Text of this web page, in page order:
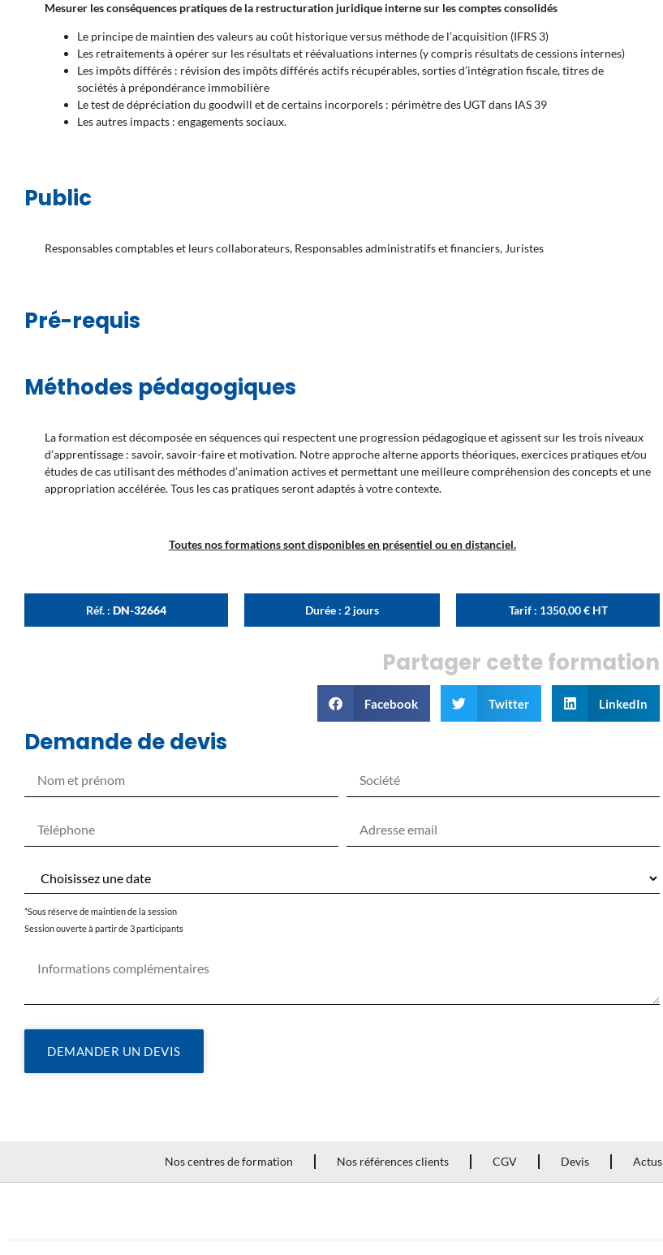
Mesurer les conséquences pratiques de la restructuration juridique interne sur les comptes consolidés
Le principe de maintien des valeurs au coût historique versus méthode de l’acquisition (IFRS 3)
Les retraitements à opérer sur les résultats et réévaluations internes (y compris résultats de cessions internes)
Les impôts différés : révision des impôts différés actifs récupérables, sorties d’intégration fiscale, titres de
sociétés à prépondérance immobilière
Le test de dépréciation du goodwill et de certains incorporels : périmètre des UGT dans IAS 39
Les autres impacts : engagements sociaux.
Public
Responsables comptables et leurs collaborateurs, Responsables administratifs et financiers, Juristes
Pré-requis
Méthodes pédagogiques
La formation est décomposée en séquences qui respectent une progression pédagogique et agissent sur les trois niveaux
d’apprentissage : savoir, savoir-faire et motivation. Notre approche alterne apports théoriques, exercices pratiques et/ou
études de cas utilisant des méthodes d’animation actives et permettant une meilleure compréhension des concepts et une
appropriation accélérée. Tous les cas pratiques seront adaptés à votre contexte.
Toutes nos formations sont disponibles en présentiel ou en distanciel.
Réf. :DN-32664 Durée : 2 jours Tarif : 1350,00€HT
Partager cette formation
Facebook Twitter LinkedIn
Demande de devis
*Sous réserve de maintien de la session
Session ouverte à partir de 3 participants
DEMANDER UN DEVIS
Nos centres de formation Nos références clients CGV Devis Actus